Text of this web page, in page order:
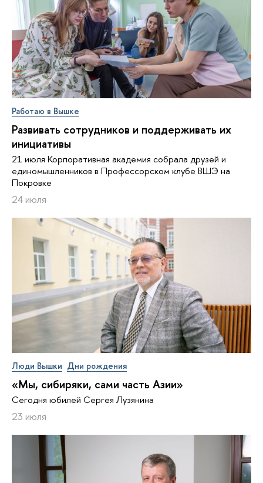
Работаю в Вышке
Развивать сотрудников и поддерживать их
инициативы
21 июля Корпоративная академия собрала друзей и
единомышленников в Профессорском клубе ВШЭ на
Покровке
24 июля
Люди Вышки Дни рождения
«Мы, сибиряки, сами часть Азии»
Сегодня юбилей Сергея Лузянина
23 июля